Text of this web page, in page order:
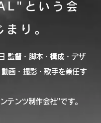
という会
まり。
監督・脚本・構成・デザ
画・撮影・歌手を兼任す
テンツ制作会社"です。